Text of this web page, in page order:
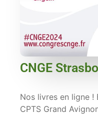
CNGE
Nos livres en ligne
CPTS Grand